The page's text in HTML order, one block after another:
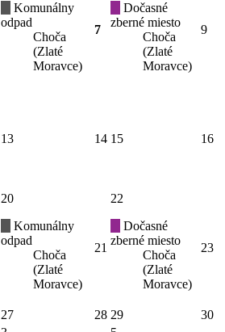
Komunálny
odpad
Choča
(Zlaté
Moravce)
7
Dočasné
zberné miesto
Choča
(Zlaté
Moravce)
9
13 14 15 16
20
Komunálny
odpad
Choča
(Zlaté
Moravce)
21
22
Dočasné
zberné miesto
Choča
(Zlaté
Moravce)
23
27 28 29
30